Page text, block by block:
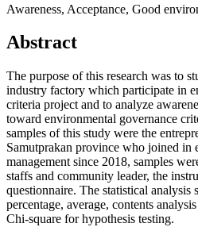
Awareness, Acceptance, Good
Abstract
The purpose of this research was to
industry factory which participate in
criteria project and to analyze
toward environmental governance
samples of this study were the
Samutprakan province who joined in
management since 2018, samples
staffs and community leader, the
questionnaire. The statistical analysis
percentage, average, contents
Chi-square for hypothesis testing.